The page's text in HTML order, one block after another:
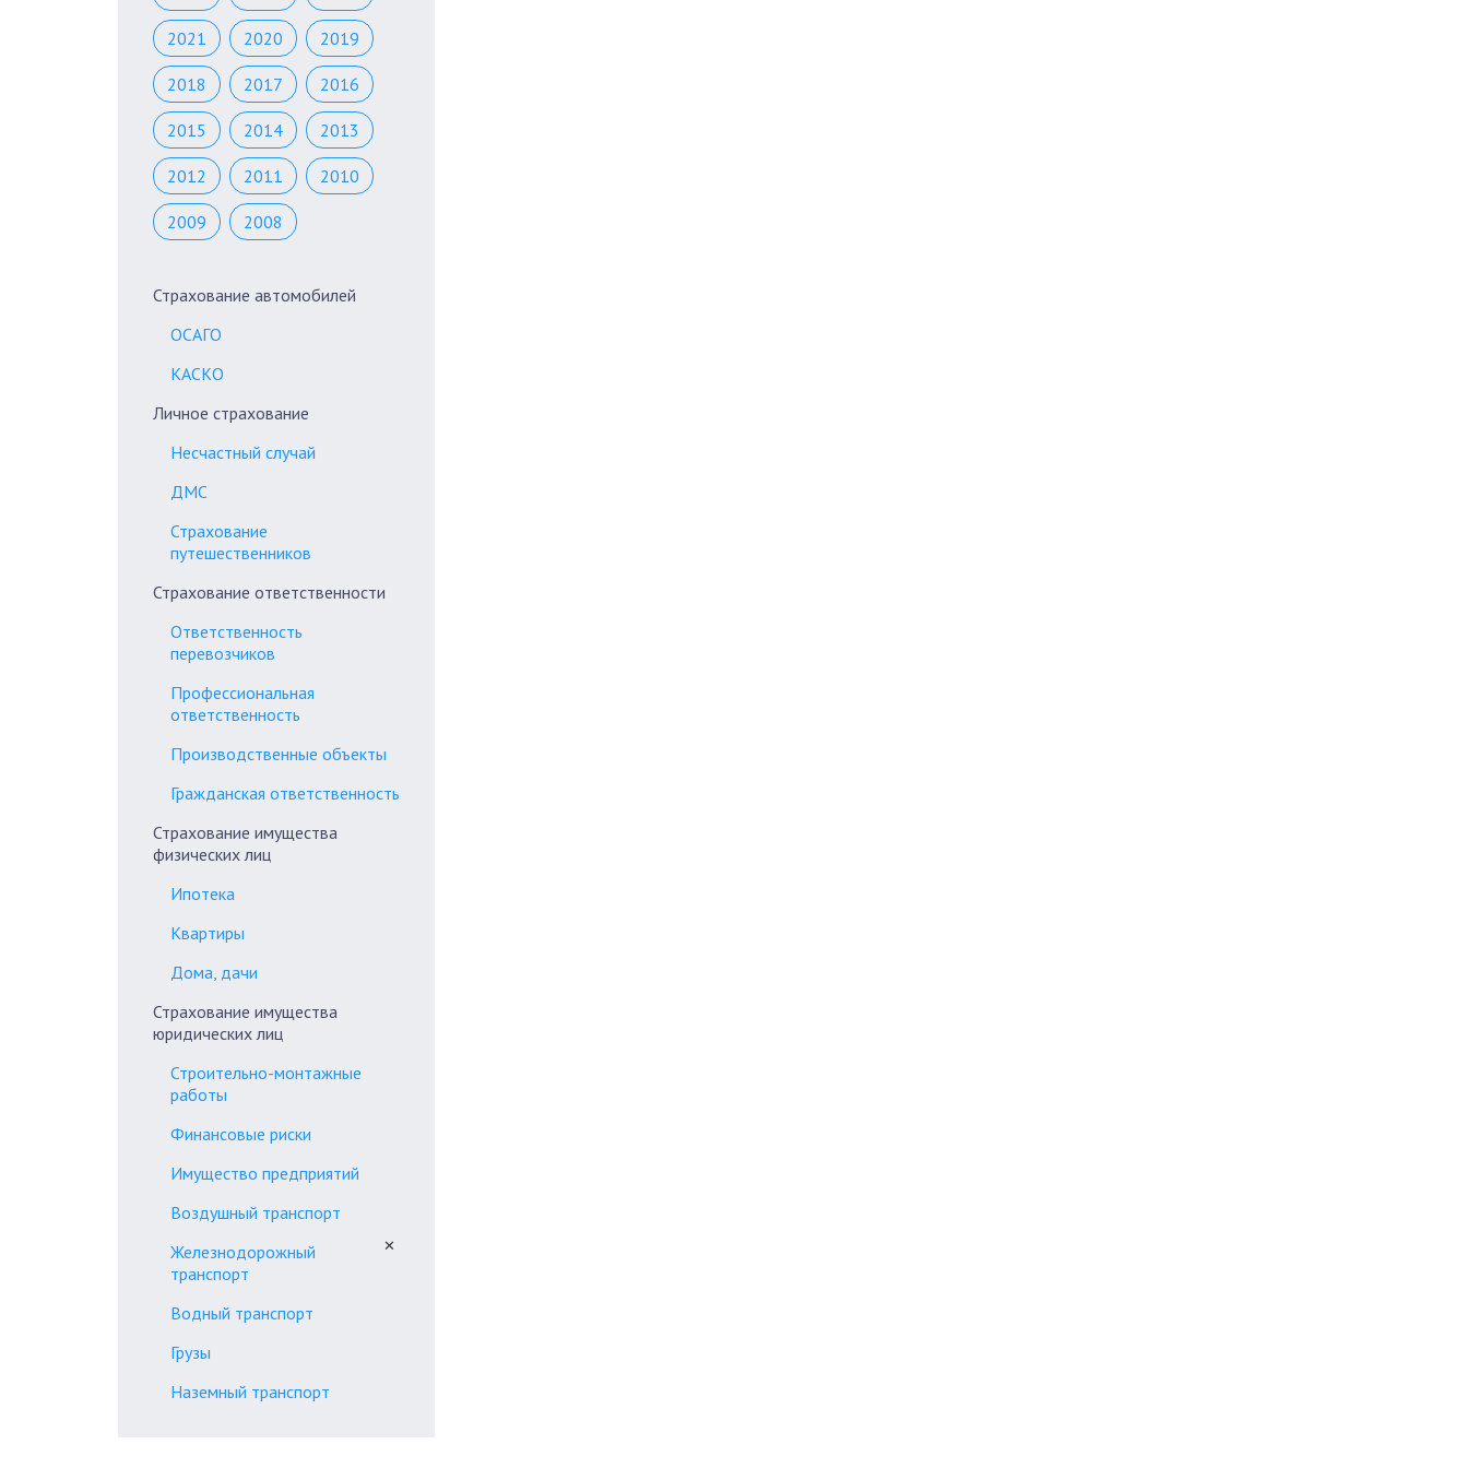
2021 2020 2019
2018 2017 2016
2015 2014 2013
2012 2011 2010
2009 2008
Страхование автомобилей
ОСАГО
КАСКО
Личное страхование
Несчастный случай
ДМС
Страхование
путешественников
Страхование ответственности
Ответственность
перевозчиков
Профессиональная
ответственность
Производственные объекты
Гражданская ответственность
Страхование имущества
физических лиц
Ипотека
Квартиры
Дома, дачи
Страхование имущества
юридических лиц
Строительно-монтажные
работы
Финансовые риски
Имущество предприятий
Воздушный транспорт
Железнодорожный
транспорт
✕
Водный транспорт
Грузы
Наземный транспорт